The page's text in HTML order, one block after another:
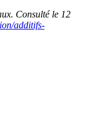
Consulté le 12
additifs-